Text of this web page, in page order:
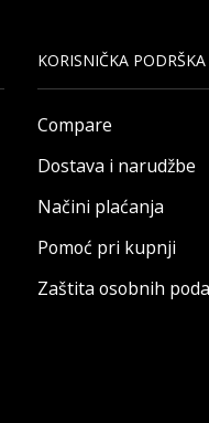
KORISNIČKA PODRŠKA
Compare
Dostava i narudžbe
Načini plaćanja
Pomoć pri kupnji
Zaštita osobnih